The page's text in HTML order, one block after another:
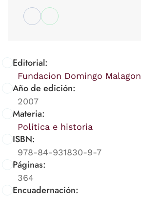
Editorial:
Fundacion Domingo Malagon
Año de edición:
2007
Materia:
Política e historia
ISBN:
978-84-931830-9-7
Páginas:
364
Encuadernación: